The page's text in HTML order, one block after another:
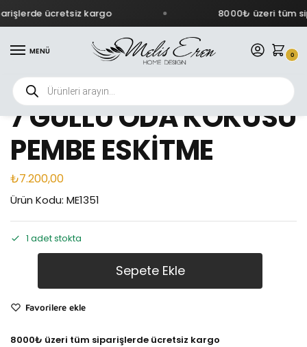
ücretsiz kargo 8000₺ üzeri tüm
MENÜ 0
7 GÜLLÜ ODA KOKUSU
PEMBE ESKİTME
₺7.200,00
Ürün Kodu: ME1351
1 adet stokta
Sepete Ekle
Favorilere ekle
8000₺ üzeri tüm siparişlerde ücretsiz kargo